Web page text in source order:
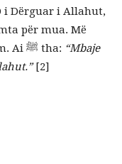
i Dërguar i Allahut,
për mua. Më
thuaj diçka që mund t’i përmbahem. Ai ﷺ tha: “Mbaje
[2]